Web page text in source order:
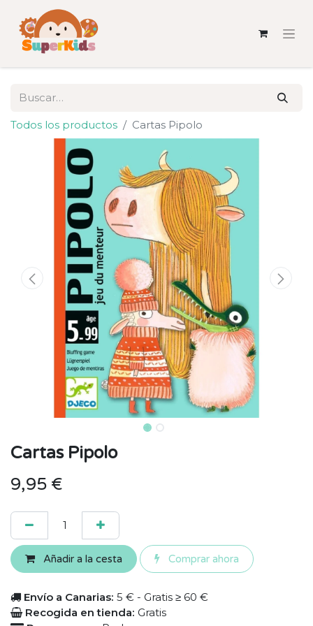
Todos los productos Cartas Pipolo
Cartas Pipolo
9,95 €
Añadir a la cesta Comprar ahora
Envío a Canarias: 5 € - Gratis ≥ 60 €
Recogida en tienda: Gratis